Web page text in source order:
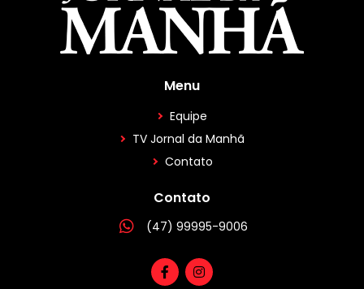
Menu
Equipe
TV Jornal da Manhã
Contato
Contato
(47) 99995-9006